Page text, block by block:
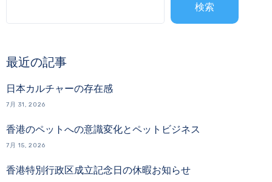
検索
最近の記事
日本カルチャーの存在感
7月 31, 2026
香港のペットへの意識変化とペットビジネス
7月 15, 2026
香港特別行政区成立記念日の休暇お知らせ